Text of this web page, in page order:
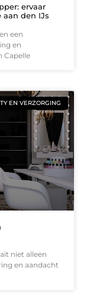
ervaar
aan den IJs
een
en
Capelle
EN VERZORGING
niet alleen
en aandacht